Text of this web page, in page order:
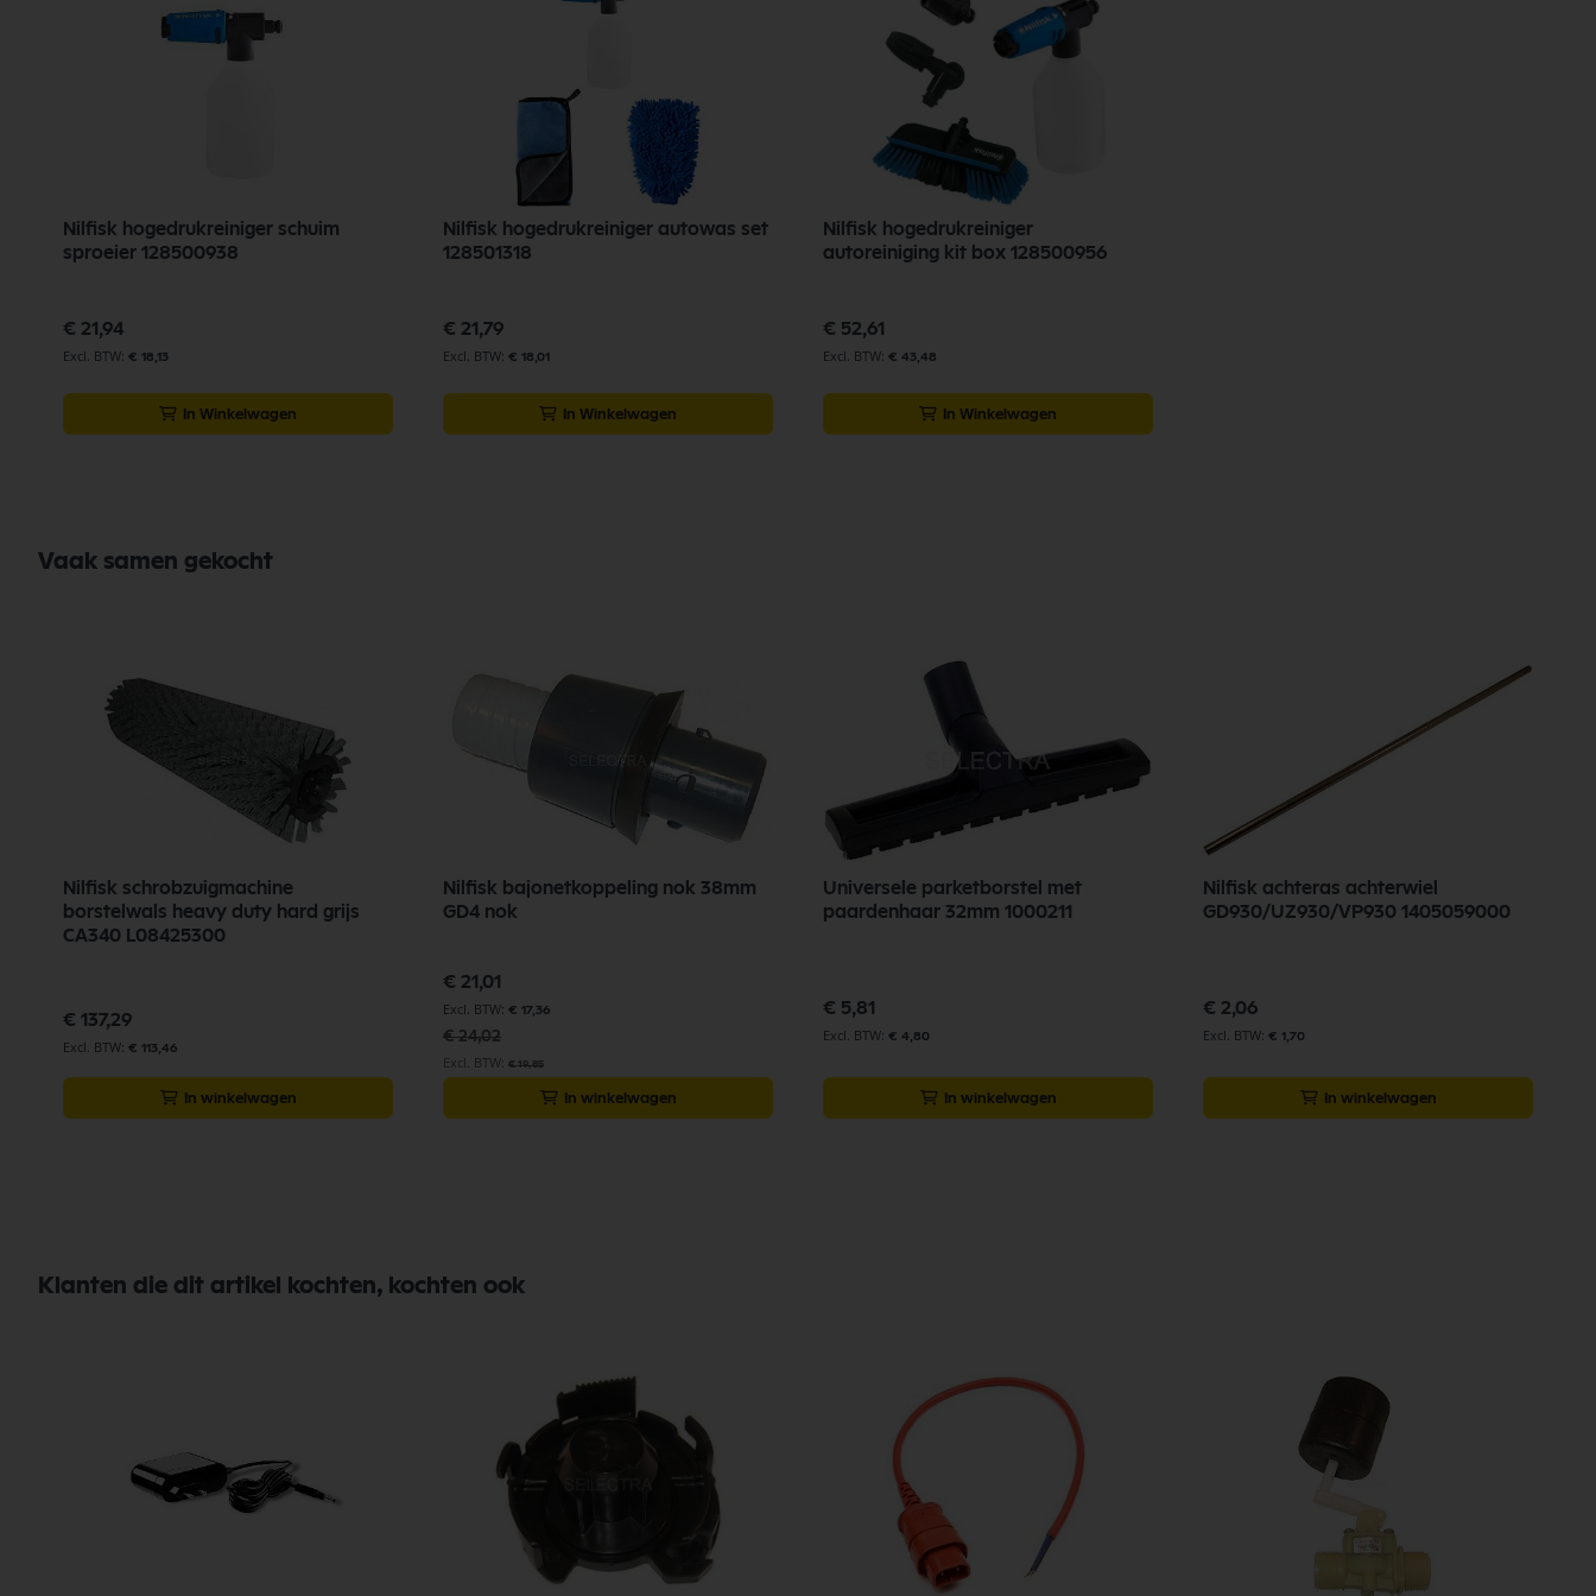
Nilfisk hogedrukreiniger schuim
sproeier 128500938
€ 21,94
€ 18,13
In Winkelwagen
Nilfisk hogedrukreiniger autowas set
128501318
€ 21,79
€ 18,01
In Winkelwagen
Nilfisk hogedrukreiniger
autoreiniging kit box 128500956
€ 52,61
€ 43,48
In Winkelwagen
Vaak samen gekocht
Nilfisk schrobzuigmachine
borstelwals heavy duty hard grijs
CA340 L08425300
€ 137,29
€ 113,46
In winkelwagen
Nilfisk bajonetkoppeling nok 38mm
GD4 nok
Speciale
prijs
€ 21,01
€ 17,36
€ 24,02
€ 19,85
In winkelwagen
Universele parketborstel met
paardenhaar 32mm 1000211
€ 5,81
€ 4,80
In winkelwagen
Nilfisk achteras achterwiel
GD930/UZ930/VP930 1405059000
€ 2,06
€ 1,70
In winkelwagen
Klanten die dit artikel kochten, kochten ook